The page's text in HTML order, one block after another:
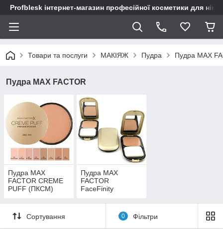
Profblesk інтернет-магазин професійної косметики для
Товари та послуги МАКІЯЖ Пудра Пудра MAX
Пудра MAX FACTOR
Пудра MAX
FACTOR CREME
PUFF (ПКСМ)
Пудра MAX
FACTOR
FaceFinity
Foundation
Сортування 0 Фільтри